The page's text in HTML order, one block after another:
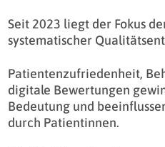
Seit 2023 liegt der Fokus
systematischer
Patientenzufriedenheit,
digitale Bewertungen
Bedeutung und
durch Patientinnen.